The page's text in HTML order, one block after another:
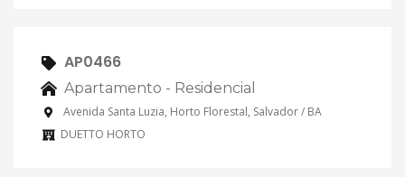
AP0466
Apartamento - Residencial
Avenida Santa Luzia, Horto Florestal, Salvador / BA
DUETTO HORTO